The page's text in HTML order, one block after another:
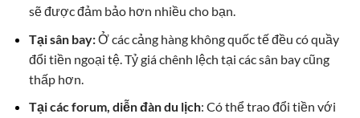
sẽ được đảm bảo hơn nhiều cho bạn.
Tại sân bay:Ở các cảng hàng không quốc tế đều có quầy
đổi tiền ngoại tệ. Tỷ giá chênh lệch tại các sân bay cũng
thấp hơn.
Tại các forum, diễn đàn du lịch: Có thể trao đổi tiền với